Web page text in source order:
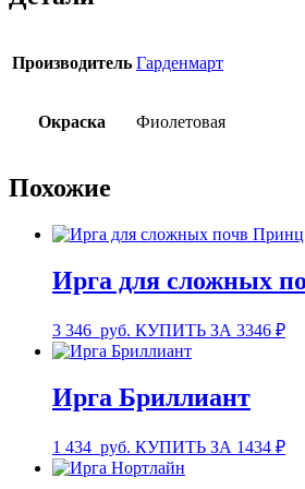
Производитель Гарденмарт
Окраска Фиолетовая
Похожие
Ирга для сложных
3 346 руб. КУПИТЬ ЗА 3346 ₽
Ирга Бриллиант
1 434 руб. КУПИТЬ ЗА 1434 ₽